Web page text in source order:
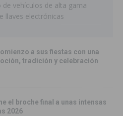
vehículos de alta gama
llaves electrónicas
a sus fiestas con una
tradición y celebración
el broche final a unas intensas
2026